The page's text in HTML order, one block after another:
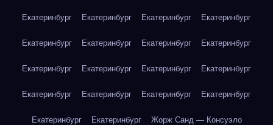
Екатеринбург Екатеринбург Екатеринбург Екатеринбург
Екатеринбург Екатеринбург Екатеринбург Екатеринбург
Екатеринбург Екатеринбург Екатеринбург Екатеринбург
Екатеринбург Екатеринбург Екатеринбург Екатеринбург
Екатеринбург Екатеринбург Жорж Санд — Консуэло